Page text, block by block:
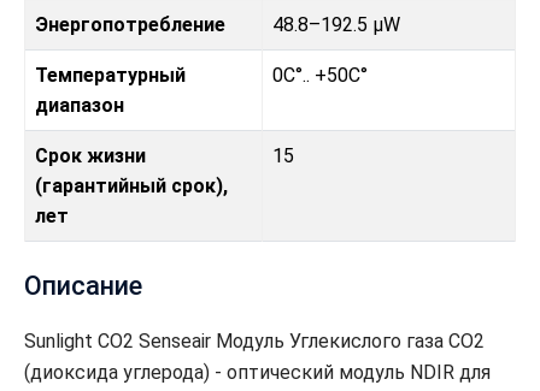
Энергопотребление 48.8–192.5 μW
Температурный
диапазон
0C°.. +50C°
Срок жизни
(гарантийный срок),
лет
15
Описание
Sunlight CO2 Senseair Модуль Углекислого газа CO2
(диоксида углерода) - оптический модуль NDIR для